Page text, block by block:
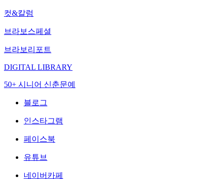
컷&칼럼
브라보스페셜
브라보리포트
DIGITAL LIBRARY
50+ 시니어 신춘문예
블로그
인스타그램
페이스북
유튜브
네이버카페